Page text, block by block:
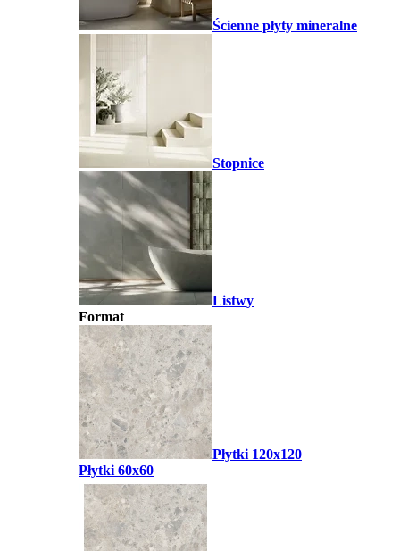
Ścienne płyty mineralne
Stopnice
Listwy
Format
Płytki 120x120
Płytki 60x60